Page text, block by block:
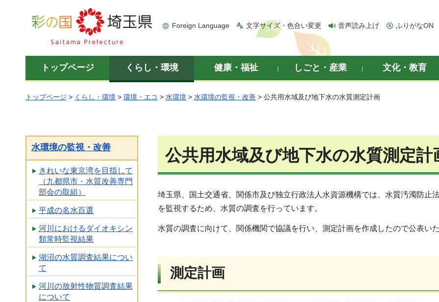
彩の国 埼玉県
Foreign Language 文字サイズ・色合い変更 音声読み上げ ふりがなON
トップページ くらし・環境 健康・福祉 しごと・産業 文化・教育
トップページ > くらし・環境 > 環境・エコ > 水環境 > 水環境の監視・改善 > 公共用水域及び地下水の水質測定計画
水環境の監視・改善
きれいな東京湾を目指して
（九都県市・水質改善専門
部会の取組）
平成の名水百選
河川におけるダイオキシン
類常時監視結果
湖沼の水質調査結果につい
て
河川の放射性物質調査結果
について
公共用水域及び地下水の水質測定計
埼玉県、国土交通省、関係市及び独立行政法人水資源機構では、水質汚濁防止
を監視するため、水質の調査を行っています。
水質の調査に向けて、関係機関で協議を行い、測定計画を作成したので公表いた
測定計画